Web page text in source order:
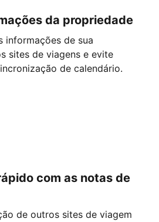
da propriedade
informações de sua
sites de viagens e evite
de calendário.
com as notas de
de outros sites de viagem